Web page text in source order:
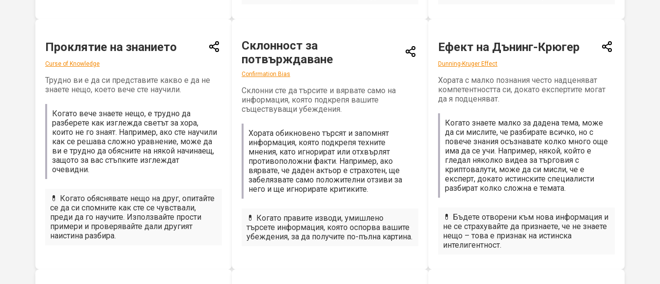
Проклятие на знанието
Curse of Knowledge
Трудно ви е да си представите какво е да не
знаете нещо, което вече сте научили.
Когато вече знаете нещо, е трудно да
разберете как изглежда светът за хора,
които не го знаят. Например, ако сте научили
как се решава сложно уравнение, може да
ви е трудно да обясните на някой начинаещ,
защото за вас стъпките изглеждат
очевидни.
💊 Когато обяснявате нещо на друг, опитайте
се да си спомните как сте се чувствали,
преди да го научите. Използвайте прости
примери и проверявайте дали другият
наистина разбира.
Склонност за
потвърждаване
Confirmation Bias
Склонни сте да търсите и вярвате само на
информация, която подкрепя вашите
съществуващи убеждения.
Хората обикновено търсят и запомнят
информация, която подкрепя техните
мнения, като игнорират или отхвърлят
противоположни факти. Например, ако
вярвате, че даден актьор е страхотен, ще
забелязвате само положителни отзиви за
него и ще игнорирате критиките.
💊 Когато правите изводи, умишлено
търсете информация, която оспорва вашите
убеждения, за да получите по-пълна картина.
Ефект на Дънинг-Крюгер
Dunning-Kruger Effect
Хората с малко познания често надценяват
компетентността си, докато експертите могат
да я подценяват.
Когато знаете малко за дадена тема, може
да си мислите, че разбирате всичко, но с
повече знания осъзнавате колко много още
има да се учи. Например, някой, който е
гледал няколко видеа за търговия с
криптовалути, може да си мисли, че е
експерт, докато истинските специалисти
разбират колко сложна е темата.
💊 Бъдете отворени към нова информация и
не се страхувайте да признаете, че не знаете
нещо – това е признак на истинска
интелигентност.